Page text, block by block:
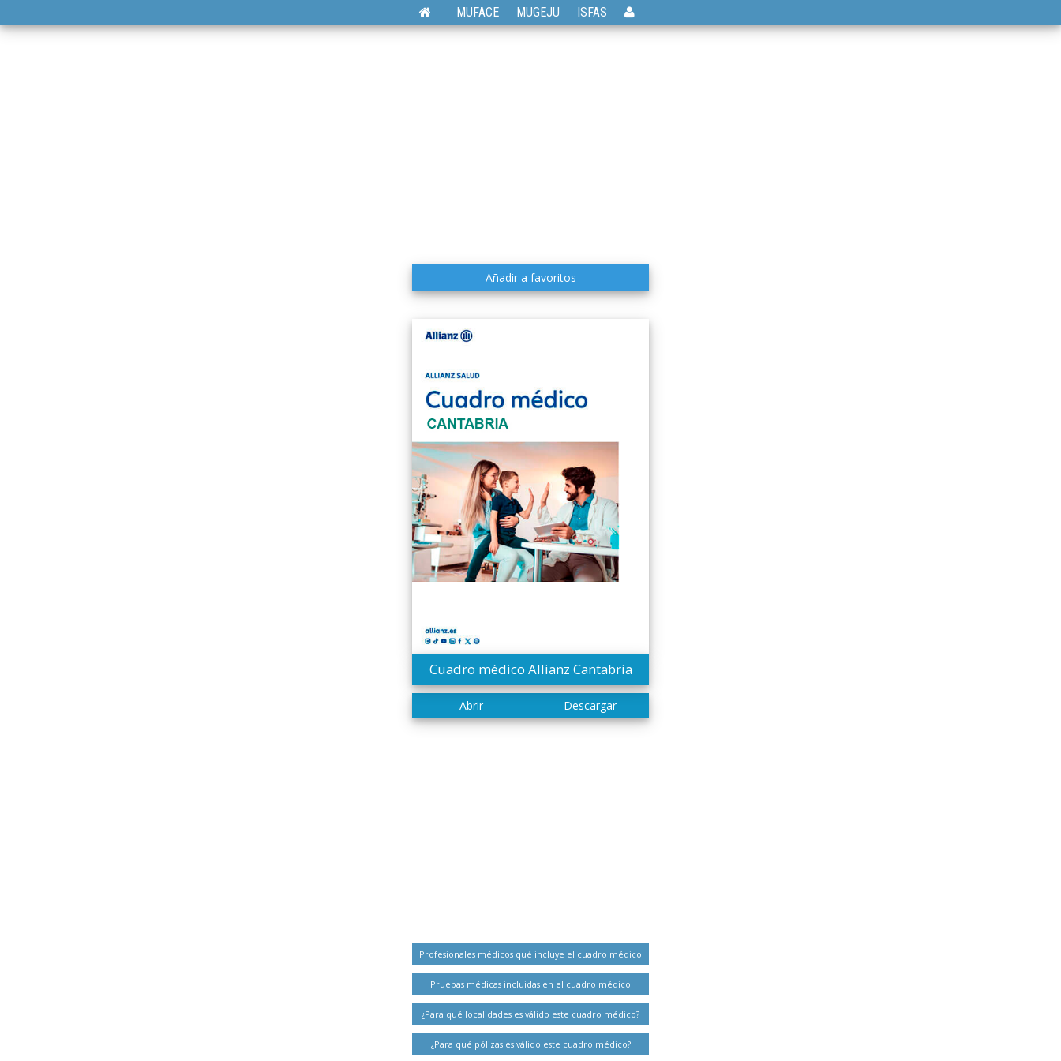
MUFACE MUGEJU ISFAS
Cuadro médico Allianz Cantabria
Profesionales médicos qué incluye el cuadro médico
Pruebas médicas incluidas en el cuadro médico
¿Para qué localidades es válido este cuadro médico?
¿Para qué pólizas es válido este cuadro médico?